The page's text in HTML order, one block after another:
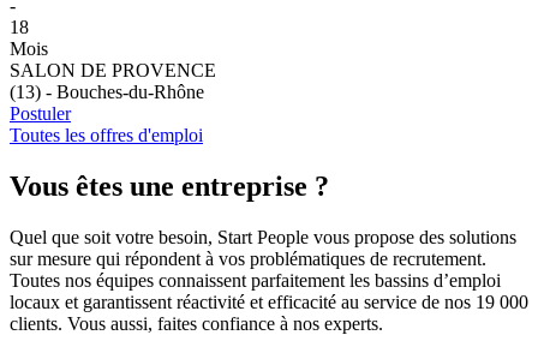
-
18
Mois
SALON DE PROVENCE
(13) - Bouches-du-Rhône
Postuler
Toutes les offres d'emploi
Vous êtes une entreprise ?
Quel que soit votre besoin, Start People vous propose des solutions
sur mesure qui répondent à vos problématiques de recrutement.
Toutes nos équipes connaissent parfaitement les bassins d’emploi
locaux et garantissent réactivité et efficacité au service de nos 19 000
clients. Vous aussi, faites confiance à nos experts.